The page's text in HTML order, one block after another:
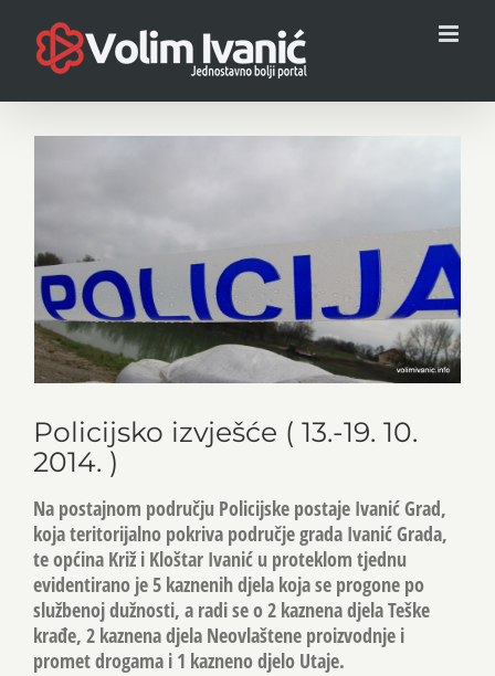
content
Policijsko izvješće ( 13.-19. 10.
2014. )
Na postajnom području Policijske postaje Ivanić Grad,
koja teritorijalno pokriva područje grada Ivanić Grada,
te općina Križ i Kloštar Ivanić u proteklom tjednu
evidentirano je 5 kaznenih djela koja se progone po
službenoj dužnosti, a radi se o 2 kaznena djela Teške
krađe, 2 kaznena djela Neovlaštene proizvodnje i
promet drogama i 1 kazneno djelo Utaje.